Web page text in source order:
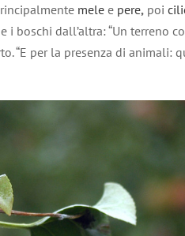
mele e pere, poi
boschi dall’altra: “Un terreno
“E per la presenza di animali: